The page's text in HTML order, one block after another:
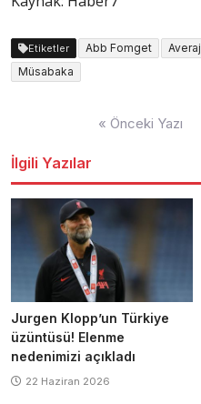
Etiketler Abb Fomget Averaj
Müsabaka
« Önceki Yazı
İlgili Yazılar
Jurgen Klopp’un Türkiye
üzüntüsü! Elenme
nedenimizi açıkladı
22 Haziran 2026